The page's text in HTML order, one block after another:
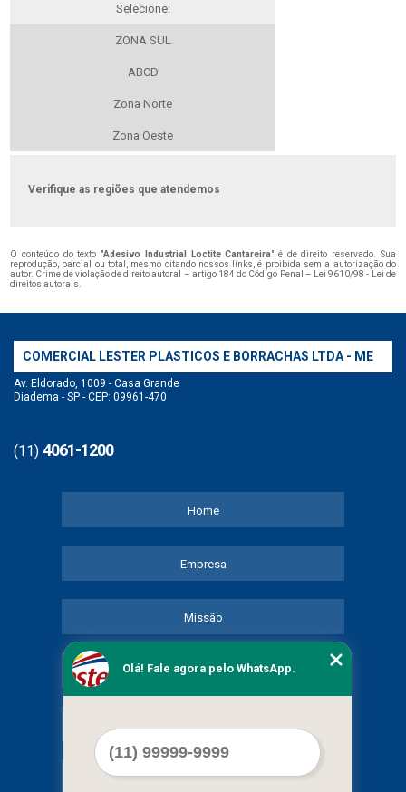
Selecione:
ZONA SUL
ABCD
Zona Norte
Zona Oeste
Verifique as regiões que atendemos
O conteúdo do texto "Adesivo Industrial Loctite Cantareira" é de direito reservado. Sua
reprodução, parcial ou total, mesmo citando nossos links, é proibida sem a autorização do
autor. Crime de violação de direito autoral – artigo 184 do Código Penal –
Lei 9610/98 - Lei de
direitos autorais
COMERCIAL LESTER PLASTICOS E BORRACHAS LTDA - ME
Av. Eldorado, 1009 - Casa Grande
Diadema - SP - CEP: 09961-470
(11) 4061-1200
Home
Empresa
Missão
Serviços
Mapa do site
Olá! Fale agora pelo WhatsApp.